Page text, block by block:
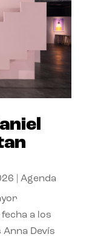
Agenda
a los
Devís